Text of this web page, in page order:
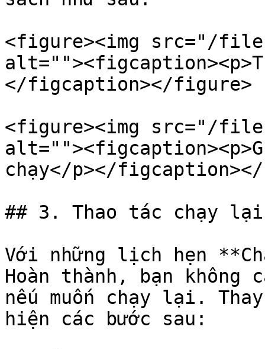
<figure><img src="/
</figcaption></figure>
<figure><img src="/
chạy</p></
## 3. Thao tác chạy
Với những lịch hẹn
Hoàn thành, bạn
nếu muốn chạy lại.
hiện các bước sau: